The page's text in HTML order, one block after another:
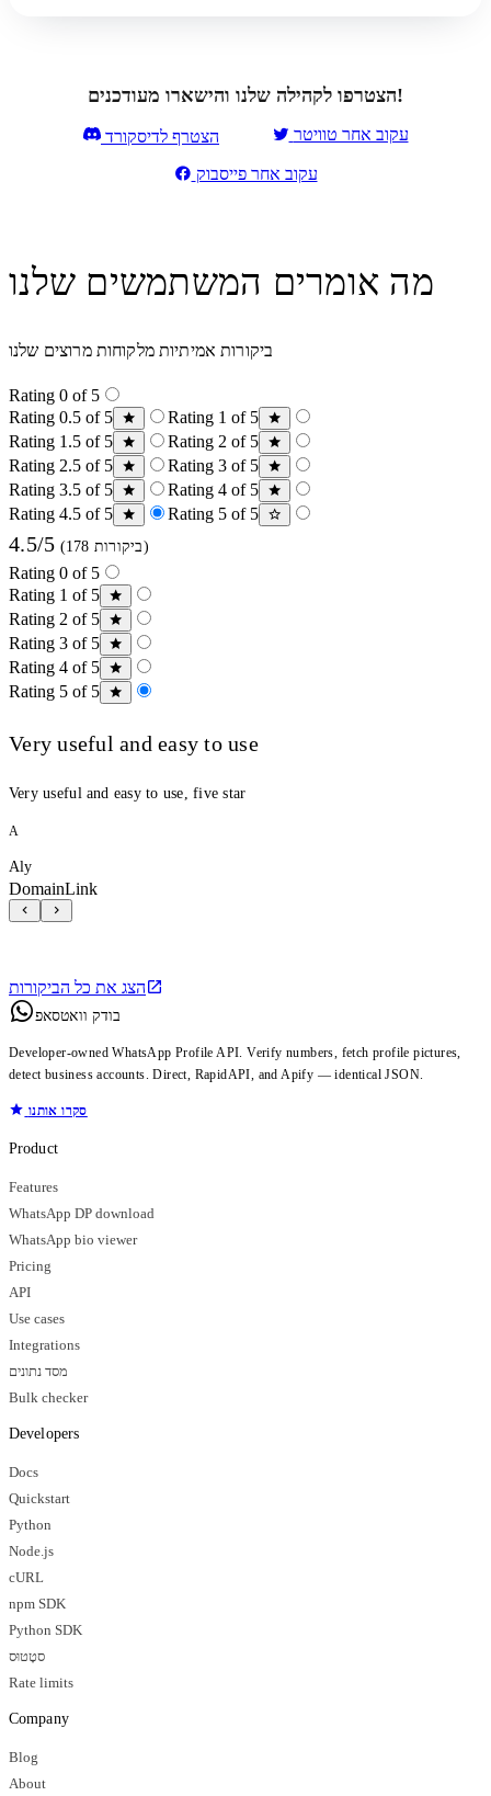
הצטרפו לקהילה שלנו והישארו מעודכנים!
הצטרף לדיסקורד עקוב אחר טוויטר
עקוב אחר פייסבוק
מה אומרים המשתמשים שלנו
ביקורות אמיתיות מלקוחות מרוצים שלנו
Rating 0 of 5
Rating 0.5 of 5
Rating 1 of 5
Rating 1.5 of 5
Rating 2 of 5
Rating 2.5 of 5
Rating 3 of 5
Rating 3.5 of 5
Rating 4 of 5
Rating 4.5 of 5
Rating 5 of 5
4.5/5 (178 ביקורות)
Rating 0 of 5
Rating 1 of 5
Rating 2 of 5
Rating 3 of 5
Rating 4 of 5
Rating 5 of 5
Very useful and easy to use
Very useful and easy to use, five star
A
Aly
DomainLink
הצג את כל הביקורות
בודק וואטסאפ
Developer-owned WhatsApp Profile API. Verify numbers, fetch profile pictures,
detect business accounts. Direct, RapidAPI, and Apify — identical JSON.
סקרו אותנו
Product
Features
WhatsApp DP download
WhatsApp bio viewer
Pricing
API
Use cases
Integrations
מסד נתונים
Bulk checker
Developers
Docs
Quickstart
Python
Node.js
cURL
npm SDK
Python SDK
סטָטוּס
Rate limits
Company
Blog
About